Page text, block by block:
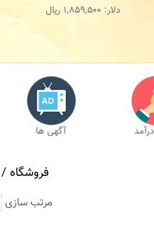
آگهی ها
فروشگاه /
مرتب سازی
دلار: 1,859,500 ریال